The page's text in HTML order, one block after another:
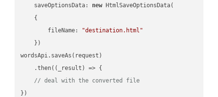
saveOptionsData: new HtmlSaveOptionsData(
    {
fileName:
"destination.html"
    })
wordsApi.saveAs(request)
    .then(
( _result ) => {
// deal with the converted file
})